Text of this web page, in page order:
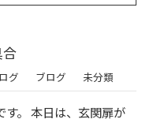
合
グ ブログ 未分類
す。 本日は、玄関扉が